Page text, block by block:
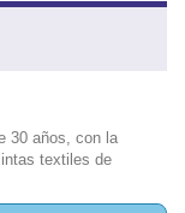
30 años, con la
textiles de